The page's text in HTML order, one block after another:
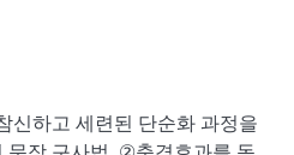
신하고 세련된 단순화 과정을